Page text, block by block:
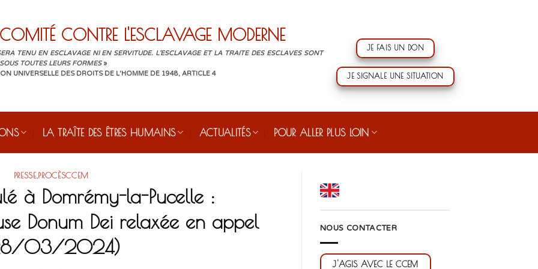
COMITÉ CONTRE L'ESCLAVAGE MODERNE
TENU EN ESCLAVAGE NI EN SERVITUDE. L'ESCLAVAGE ET LA TRAITE DES ESCLAVES SONT
TOUTES LEURS FORMES »
UNIVERSELLE DES DROITS DE L'HOMME DE 1948, ARTICLE 4
JE FAIS UN DON
JE SIGNALE UNE SITUATION
LA TRAÎTE DES ÊTRES HUMAINS ACTUALITÉS POUR ALLER PLUS LOIN
PRESSE,PROCÈSCCEM
à Domrémy-la-Pucelle :
Donum Dei relaxée en appel
03/2024)
NOUS CONTACTER
J'AGIS AVEC LE CCEM